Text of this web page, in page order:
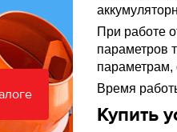
При работе
параметров
параметрам,
Время
Купить